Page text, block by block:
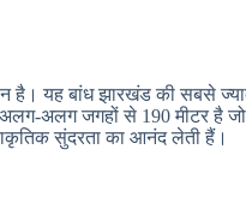
है। यह बांध झारखंड की सबसे
अलग जगहों से 190 मीटर है जो
सुंदरता का आनंद लेती हैं।